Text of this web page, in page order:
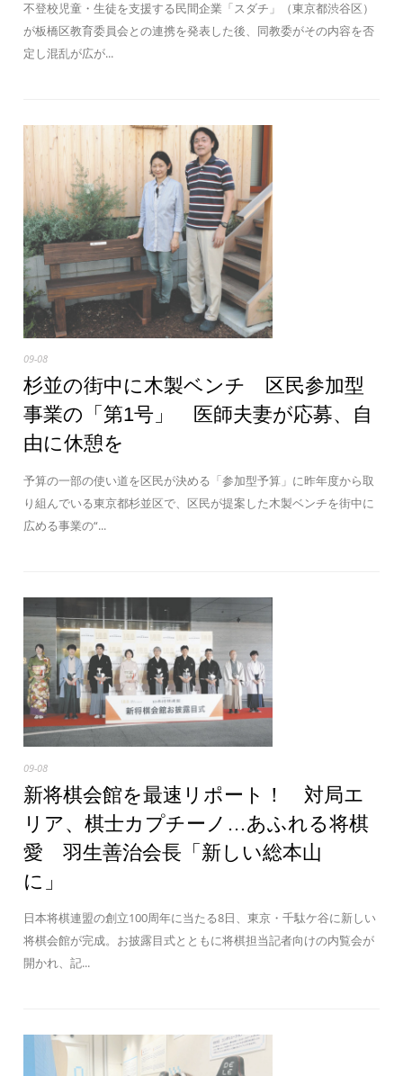
不登校児童・生徒を支援する民間企業「スダチ」（東京都渋谷区）
が板橋区教育委員会との連携を発表した後、同教委がその内容を否
定し混乱が広が...
09-08
杉並の街中に木製ベンチ 区民参加型
事業の「第1号」 医師夫妻が応募、自
由に休憩を
予算の一部の使い道を区民が決める「参加型予算」に昨年度から取
り組んでいる東京都杉並区で、区民が提案した木製ベンチを街中に
広める事業の“...
09-08
新将棋会館を最速リポート！ 対局エ
リア、棋士カプチーノ…あふれる将棋
愛 羽生善治会長「新しい総本山
に」
日本将棋連盟の創立100周年に当たる8日、東京・千駄ケ谷に新しい
将棋会館が完成。お披露目式とともに将棋担当記者向けの内覧会が
開かれ、記...